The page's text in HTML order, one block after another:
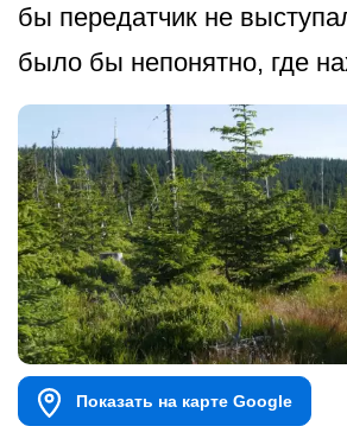
бы передатчик не
было бы непонятно, где
Показать на карте Google